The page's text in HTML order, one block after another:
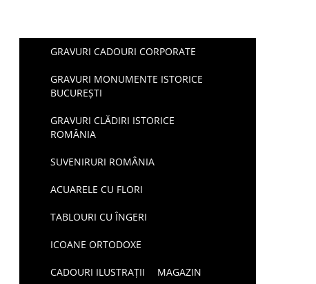
GRAVURI CADOURI CORPORATE
GRAVURI MONUMENTE ISTORICE
BUCUREȘTI
GRAVURI CLĂDIRI ISTORICE
ROMÂNIA
SUVENIRURI ROMÂNIA
ACUARELE CU FLORI
TABLOURI CU ÎNGERI
ICOANE ORTODOXE
CADOURI ILUSTRAȚII MAGAZIN